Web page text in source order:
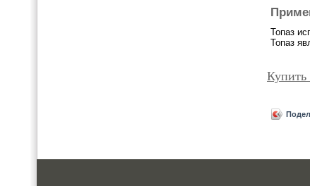
Топаз
Топаз
Купить